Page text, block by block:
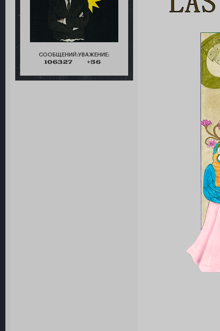
СООБЩЕНИЙ:
106327
УВАЖЕНИЕ:
+56